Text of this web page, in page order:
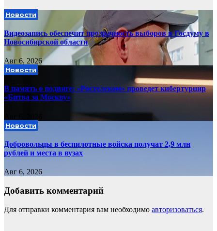
Новости
Видеозапись обеспечит прозрачность выборов в Госдуму в
Новосибирской области
Авг 6, 2026
Новости
В память о подвиге: «Ростелеком» проведет кибертурнир
«Битва за Москву»
Новости
Добровольцы в беспилотные войска получат 2,9 млн
рублей и места в вузах
Авг 6, 2026
Добавить комментарий
Для отправки комментария вам необходимо авторизоваться.